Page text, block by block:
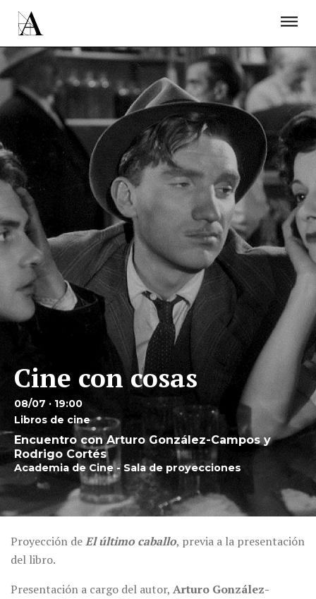
Cine con cosas
08/07 · 19:00
Libros de cine
Encuentro con Arturo González-Campos y
Rodrigo Cortés
Academia de Cine - Sala de proyecciones
Proyección deEl último caballo, previa a la presentación
del libro.
Presentación a cargo del autor, Arturo González-
ACTUALIDAD
PROYECTOS
RESIDENCIAS
ÚNETE A LA ACADEMIA DE CINE
PRENSA
NEWSLETTER